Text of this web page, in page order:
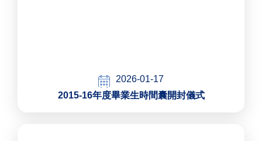
2026-01-17
2015-16年度畢業生時間囊開封儀式